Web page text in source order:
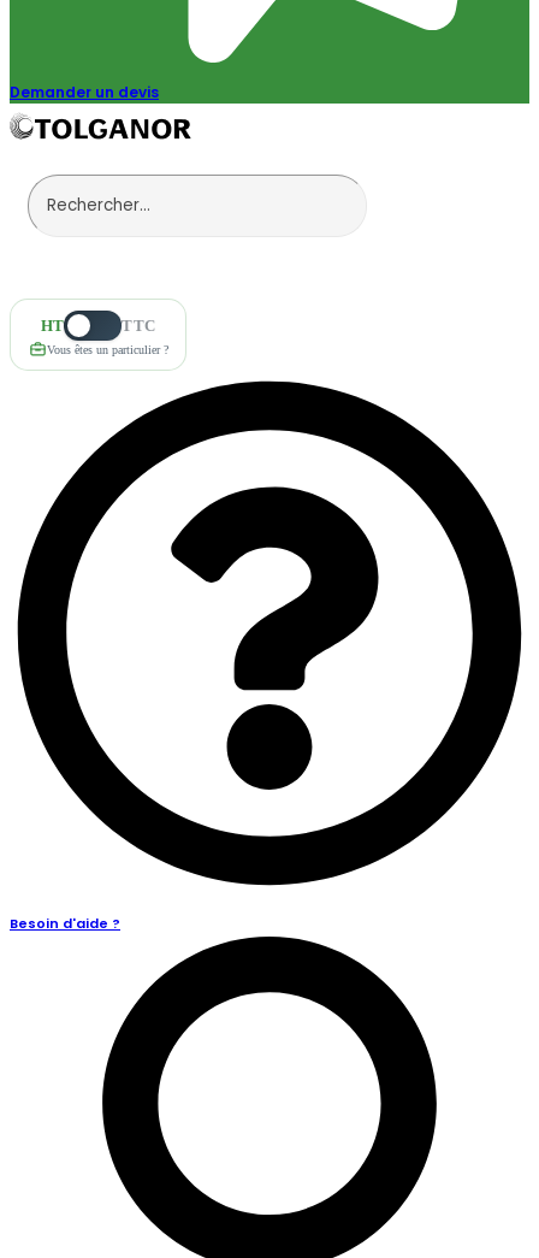
Demander un devis
HT TTC
Vous êtes un particulier ?
Besoin d'aide ?